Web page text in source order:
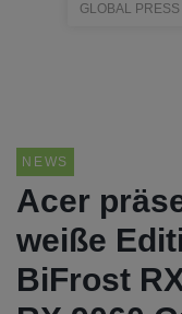
GLOBAL
NEWS
Acer
weiße
BiFrost